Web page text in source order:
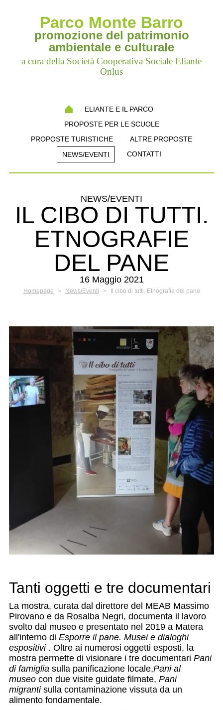
Parco Monte Barro
promozione del patrimonio
ambientale e culturale
a cura della Società Cooperativa Sociale Eliante
Onlus
ELIANTE E IL PARCO
PROPOSTE PER LE SCUOLE
PROPOSTE TURISTICHE
ALTRE PROPOSTE
NEWS/EVENTI
CONTATTI
NEWS/EVENTI
IL CIBO DI TUTTI.
ETNOGRAFIE
DEL PANE
16 Maggio 2021
Homepage > News/Eventi > Il cibo di tutti. Etnografie del pane
Tanti oggetti e tre documentari
La mostra, curata dal direttore del MEAB Massimo
Pirovano e da Rosalba Negri, documenta il lavoro
svolto dal museo e presentato nel 2019 a Matera
all'interno di Esporre il pane. Musei e dialoghi
espositivi. Oltre ai numerosi oggetti esposti, la
mostra permette di visionare i tre documentari Pani
di famiglia sulla panificazione locale,Pani al
museo con due visite guidate filmate, Pani
migrantisulla contaminazione vissuta da un
alimento fondamentale.